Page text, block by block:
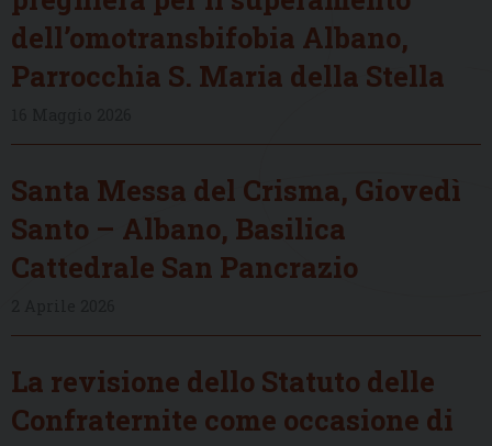
dell’omotransbifobia Albano,
Parrocchia S. Maria della Stella
Santa Messa del Crisma, Giovedì
Santo – Albano, Basilica
Cattedrale San Pancrazio
La revisione dello Statuto delle
Confraternite come occasione di